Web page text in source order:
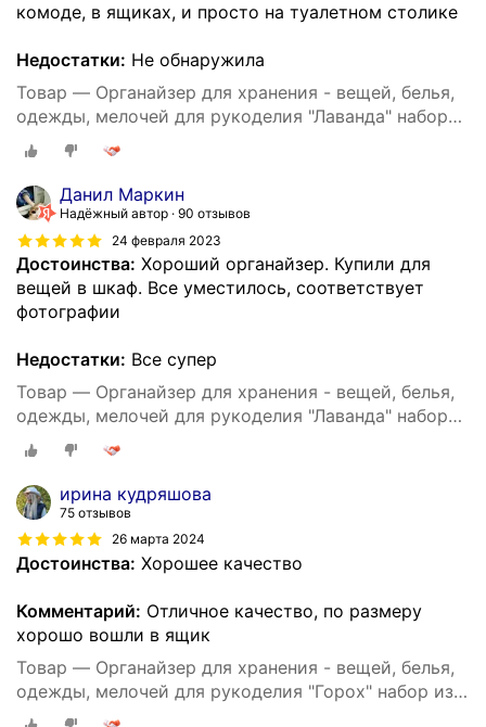
комоде, в ящиках, и просто на туалетном столике
Недостатки: Не обнаружила
Товар — Органайзер для хранения - вещей, белья,
одежды, мелочей для рукоделия "Лаванда" набор
из 3х штук
Данил Маркин
Надёжный автор 90 отзывов
24 февраля 2023
Достоинства: Хороший органайзер. Купили для
вещей в шкаф. Все уместилось, соответствует
фотографии
Недостатки: Все супер
Товар — Органайзер для хранения - вещей, белья,
одежды, мелочей для рукоделия "Лаванда" набор
из 3х штук
ирина кудряшова
75 отзывов
26 марта 2024
Достоинства: Хорошее качество
Комментарий: Отличное качество, по размеру
хорошо вошли в ящик
Товар — Органайзер для хранения - вещей, белья,
одежды, мелочей для рукоделия "Горох" набор из
3х штук